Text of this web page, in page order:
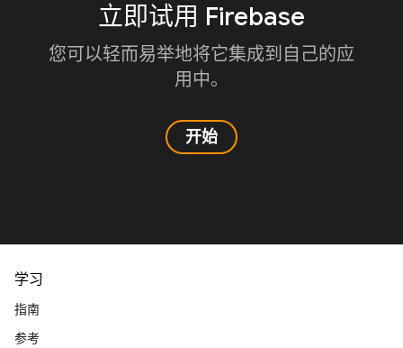
立即试用 Firebase
您可以轻而易举地将它集成到自己的应
用中。
开始
学习
指南
参考